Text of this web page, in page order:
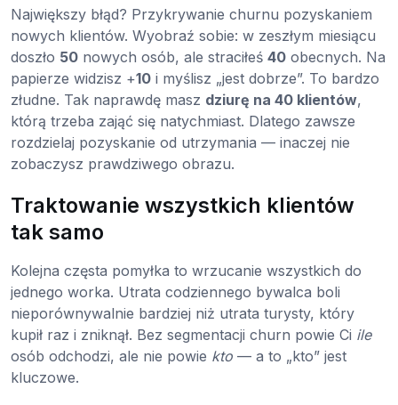
Największy błąd? Przykrywanie churnu pozyskaniem
nowych klientów. Wyobraź sobie: w zeszłym miesiącu
doszło 50 nowych osób, ale straciłeś 40 obecnych. Na
papierze widzisz +10 i myślisz „jest dobrze”. To bardzo
złudne. Tak naprawdę masz dziurę na 40 klientów,
którą trzeba zająć się natychmiast. Dlatego zawsze
rozdzielaj pozyskanie od utrzymania — inaczej nie
zobaczysz prawdziwego obrazu.
Traktowanie wszystkich klientów
tak samo
Kolejna częsta pomyłka to wrzucanie wszystkich do
jednego worka. Utrata codziennego bywalca boli
nieporównywalnie bardziej niż utrata turysty, który
kupił raz i zniknął. Bez segmentacji churn powie Ci ile
osób odchodzi, ale nie powie kto — a to „kto” jest
kluczowe.